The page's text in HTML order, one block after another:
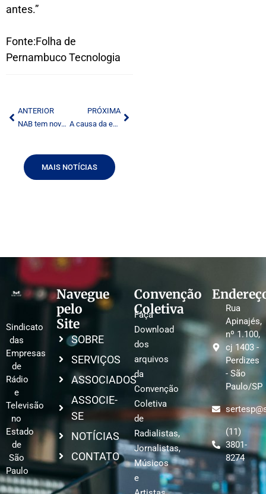
antes.”
Fonte:Folha de
Pernambuco Tecnologia
ANTERIOR
NAB tem novo presidente
PRÓXIMA
A causa da educação
MAIS NOTÍCIAS
Sindicato
das
Empresas
de
Rádio
e
Televisão
no
Estado
de
São
Paulo
Navegue
pelo
Site
SOBRE
SERVIÇOS
ASSOCIADOS
ASSOCIE-
SE
NOTÍCIAS
CONTATO
Convenção
Coletiva
Faça
Download
dos
arquivos
da
Convenção
Coletiva
de
Radialistas,
Jornalistas,
Músicos
e
Rua
Apinajés,
nº 1.100,
cj 1403 -
Perdizes
- São
Paulo/SP
(11)
3801-
8274